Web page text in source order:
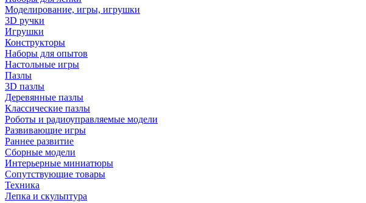
Моделирование, игры, игрушки
3D ручки
Игрушки
Конструкторы
Наборы для опытов
Настольные игры
Пазлы
3D пазлы
Деревянные пазлы
Классические пазлы
Роботы и радиоуправляемые модели
Развивающие игры
Раннее развитие
Сборные модели
Интерьерные миниатюры
Сопутствующие товары
Техника
Лепка и скульптура